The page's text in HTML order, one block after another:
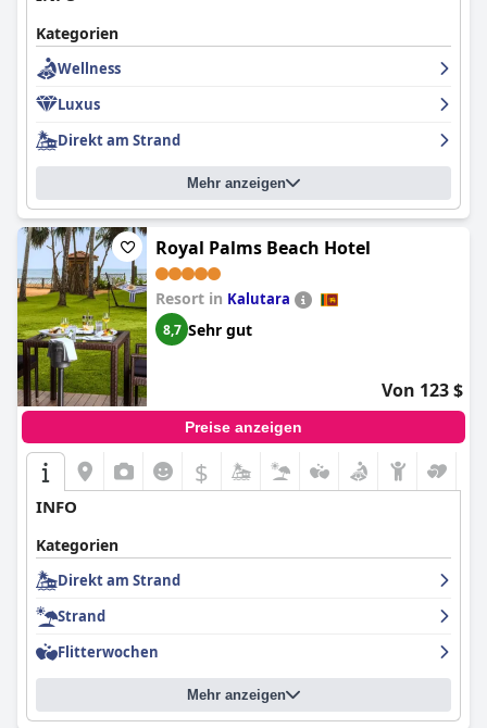
Kategorien
Wellness
Luxus
Direkt am Strand
Mehr anzeigen
Royal Palms Beach Hotel
Resort in Kalutara
8,7 Sehr gut
Von 123 $
Preise anzeigen
$
INFO
Kategorien
Direkt am Strand
Strand
Flitterwochen
Mehr anzeigen